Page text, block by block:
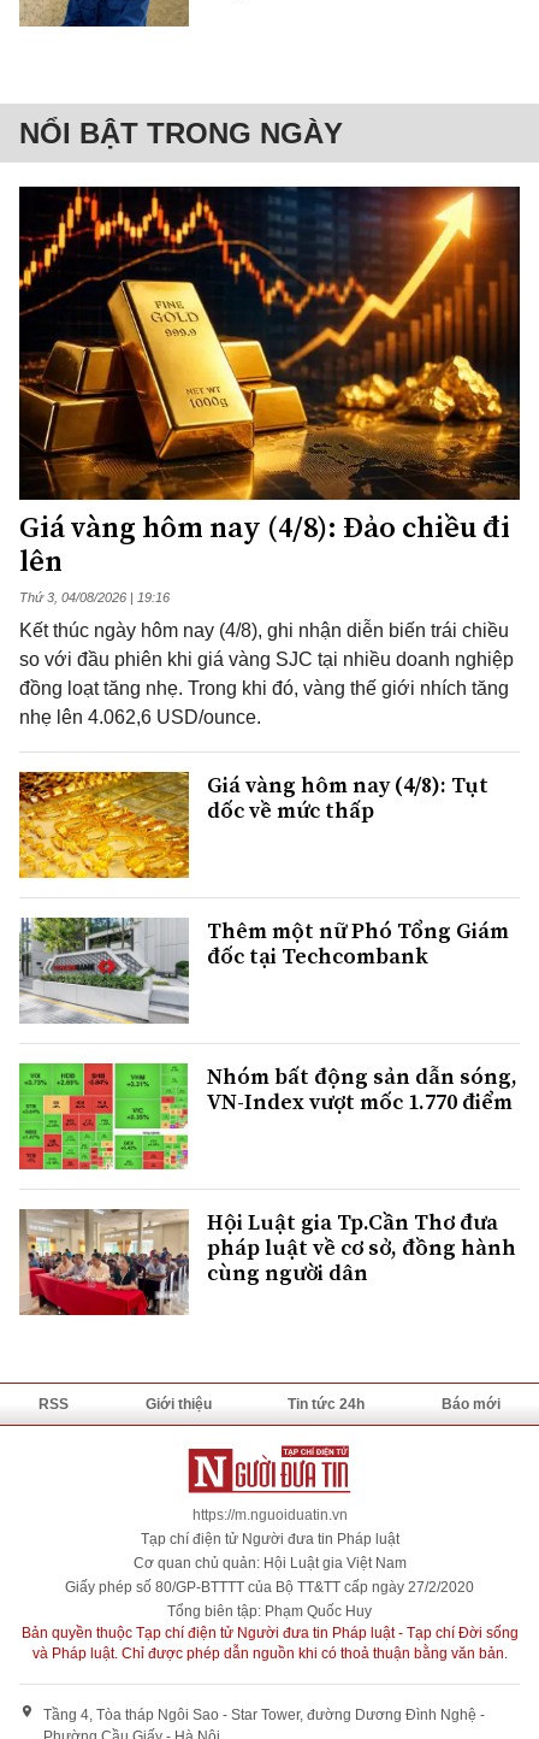
NỔI BẬT TRONG NGÀY
Giá vàng hôm nay (4/8): Đảo chiều đi
lên
Thứ 3, 04/08/2026 | 19:16
Kết thúc ngày hôm nay (4/8), ghi nhận diễn biến trái chiều
so với đầu phiên khi giá vàng SJC tại nhiều doanh nghiệp
đồng loạt tăng nhẹ. Trong khi đó, vàng thế giới nhích tăng
nhẹ lên 4.062,6 USD/ounce.
Giá vàng hôm nay (4/8): Tụt
dốc về mức thấp
Thêm một nữ Phó Tổng Giám
đốc tại Techcombank
Nhóm bất động sản dẫn sóng,
VN-Index vượt mốc 1.770 điểm
Hội Luật gia Tp.Cần Thơ đưa
pháp luật về cơ sở, đồng hành
cùng người dân
RSS Giới thiệu Tin tức 24h Báo mới
https://m.nguoiduatin.vn
Tạp chí điện tử Người đưa tin Pháp luật
Cơ quan chủ quản: Hội Luật gia Việt Nam
Giấy phép số 80/GP-BTTTT của Bộ TT&TT cấp ngày 27/2/2020
Tổng biên tập: Phạm Quốc Huy
Bản quyền thuộc Tạp chí điện tử Người đưa tin Pháp luật - Tạp chí Đời sống
và Pháp luật. Chỉ được phép dẫn nguồn khi có thoả thuận bằng văn bản.
Tầng 4, Tòa tháp Ngôi Sao - Star Tower, đường Dương Đình Nghệ -